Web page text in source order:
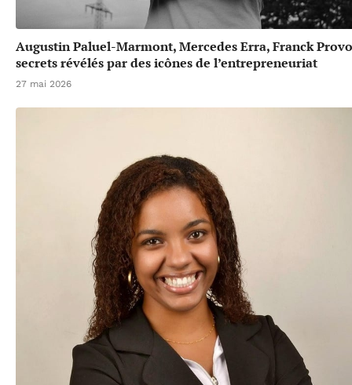
Augustin Paluel-Marmont, Mercedes Erra, Franck
secrets révélés par des icônes de l’entrepreneuriat
27 mai 2026